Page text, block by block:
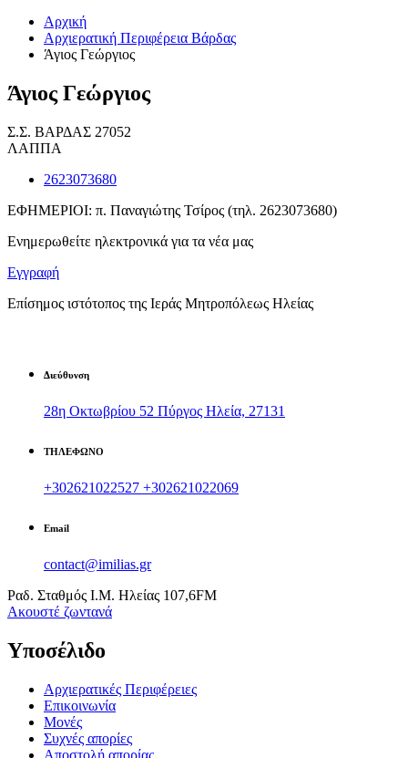
Αρχική
Αρχιερατική Περιφέρεια Βάρδας
Άγιος Γεώργιος
Άγιος Γεώργιος
Σ.Σ. ΒΑΡΔΑΣ 27052
ΛΑΠΠΑ
2623073680
ΕΦΗΜΕΡΙΟΙ: π. Παναγιώτης Τσίρος (τηλ. 2623073680)
Ενημερωθείτε ηλεκτρονικά για τα νέα μας
Εγγραφή
Επίσημος ιστότοπος της Ιεράς Μητροπόλεως Ηλείας
Διεύθυνση
28η Οκτωβρίου 52 Πύργος Ηλεία, 27131
ΤΗΛΕΦΩΝΟ
+302621022527 +302621022069
Email
contact@imilias.gr
Ραδ. Σταθμός Ι.Μ. Ηλείας 107,6FM
Aκουστέ ζωντανά
Υποσέλιδο
Αρχιερατικές Περιφέρειες
Επικοινωνία
Μονές
Συχνές απορίες
Αποστολή απορίας